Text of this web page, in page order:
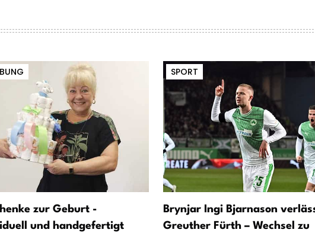
zur Geburt -
und handgefertigt
SPORT
Brynjar Ingi Bjarnason
Greuther Fürth – Wechsel zu